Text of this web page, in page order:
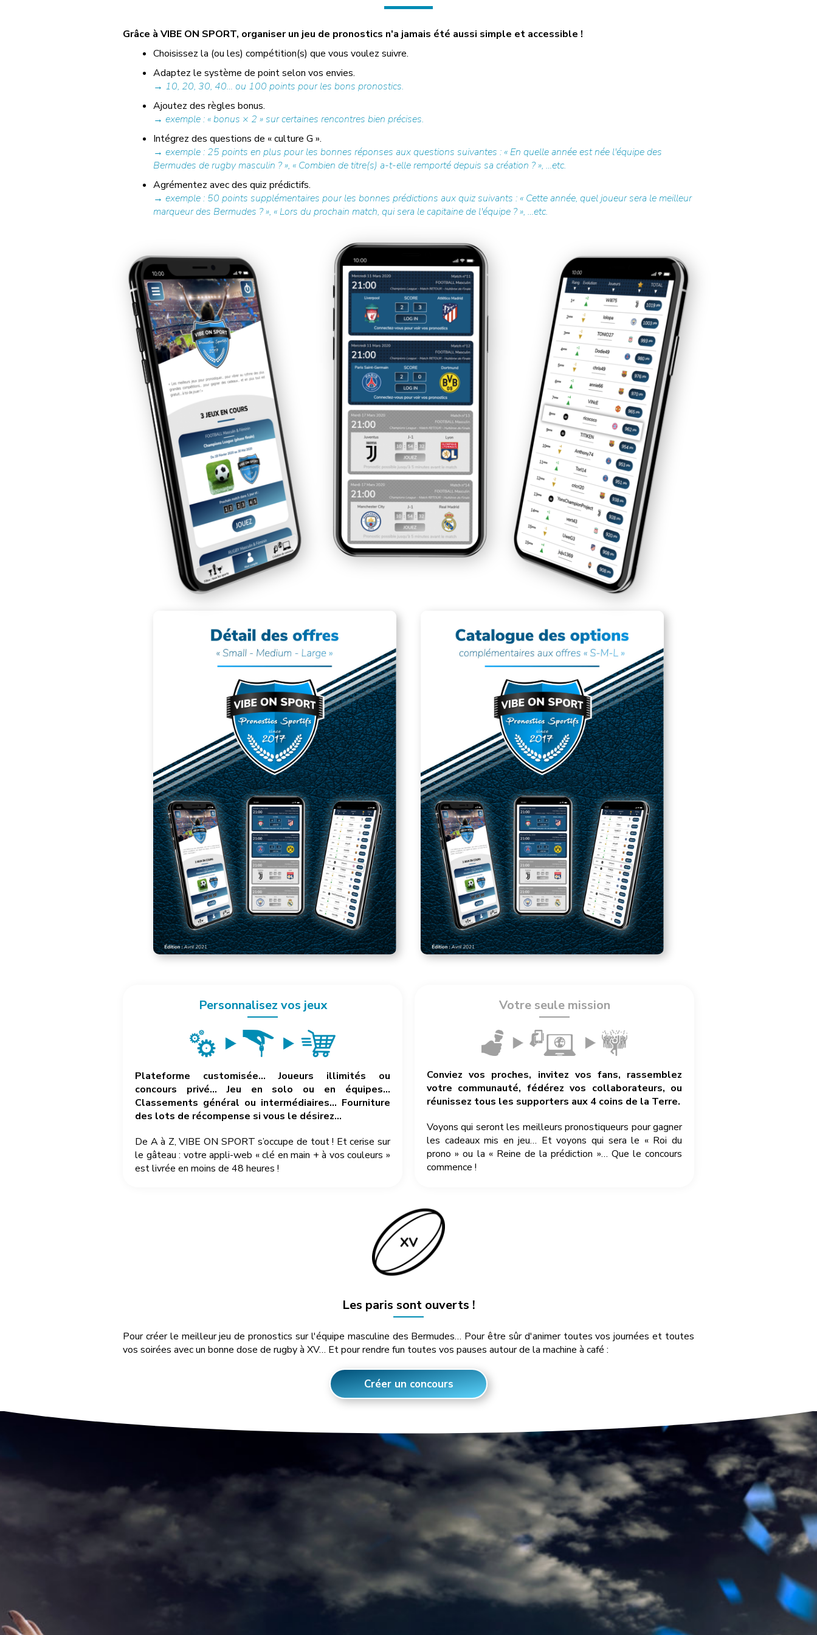
Grâce à VIBE ON SPORT, organiser un jeu de pronostics n'a jamais été aussi simple et accessible !
Choisissez la (ou les) compétition(s) que vous voulez suivre.
Adaptez le système de point selon vos envies.
→ 10, 20, 30, 40… ou 100 points pour les bons pronostics.
Ajoutez des règles bonus.
→ exemple : « bonus × 2 » sur certaines rencontres bien précises.
Intégrez des questions de « culture G ».
→ exemple : 25 points en plus pour les bonnes réponses aux questions suivantes : « En quelle année est née l'équipe des
Bermudes de rugby masculin ? », « Combien de titre(s) a-t-elle remporté depuis sa création ? », …etc.
Agrémentez avec des quiz prédictifs.
→ exemple : 50 points supplémentaires pour les bonnes prédictions aux quiz suivants : « Cette année, quel joueur sera le meilleur
marqueur des Bermudes ? », « Lors du prochain match, qui sera le capitaine de l'équipe ? », …etc.
Personnalisez vos jeux
Plateforme customisée… Joueurs illimités ou
concours privé… Jeu en solo ou en équipes…
Classements général ou intermédiaires… Fourniture
des lots de récompense si vous le désirez…
De A à Z, VIBE ON SPORT s’occupe de tout ! Et cerise sur
le gâteau : votre appli-web « clé en main + à vos couleurs »
est livrée en moins de 48 heures !
Votre seule mission
Conviez vos proches, invitez vos fans, rassemblez
votre communauté, fédérez vos collaborateurs, ou
réunissez tous les supporters aux 4 coins de la Terre.
Voyons qui seront les meilleurs pronostiqueurs pour gagner
les cadeaux mis en jeu… Et voyons qui sera le « Roi du
prono » ou la « Reine de la prédiction »… Que le concours
commence !
Les paris sont ouverts !
Pour créer le meilleur jeu de pronostics sur l'équipe masculine des Bermudes… Pour être sûr d'animer toutes vos journées et toutes
vos soirées avec un bonne dose de rugby à XV… Et pour rendre fun toutes vos pauses autour de la machine à café :
Créer un concours